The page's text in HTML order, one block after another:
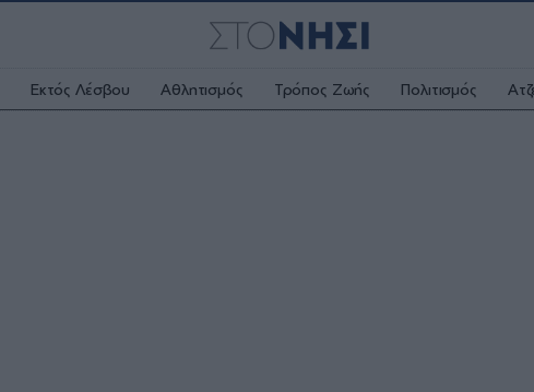
Εκτός Λέσβου Αθλητισμός Τρόπος Ζωής Πολιτισμός